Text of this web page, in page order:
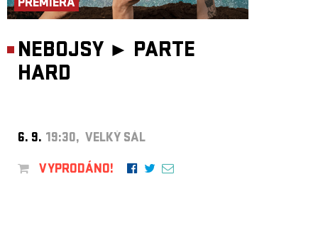
PREMIÉRA
NEBOJSY ► PARTE
HARD
6. 9. 19:30, VELKÝ SÁL
VYPRODÁNO!